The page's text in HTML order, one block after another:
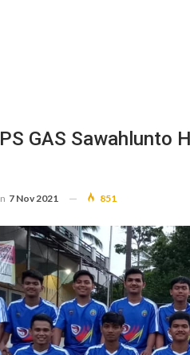
GAS Sawahlunto
7 Nov 2021 851